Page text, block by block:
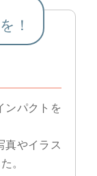
！
ンパクトを
真やイラス
。